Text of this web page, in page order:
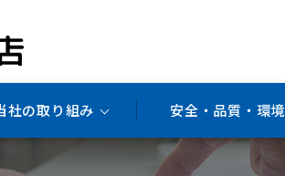
社の取り組み 安全・品質・環境